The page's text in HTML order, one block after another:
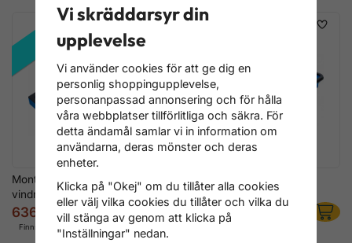
REA!
Monteringsverktyg för
vindrutor, 5 delar
636 kr 1 276 kr
Finns i lager
Vikbart Magnetskål-Set, 3
delar
280 kr 360 kr
Finns i lager
Vi skräddarsyr din
upplevelse
Vi använder cookies för att ge dig en
personlig shoppingupplevelse,
personanpassad annonsering och för hålla
våra webbplatser tillförlitliga och säkra. För
detta ändamål samlar vi in information om
användarna, deras mönster och deras
enheter.
Klicka på "Okej" om du tillåter alla cookies
eller välj vilka cookies du tillåter och vilka du
vill stänga av genom att klicka på
"Inställningar" nedan.